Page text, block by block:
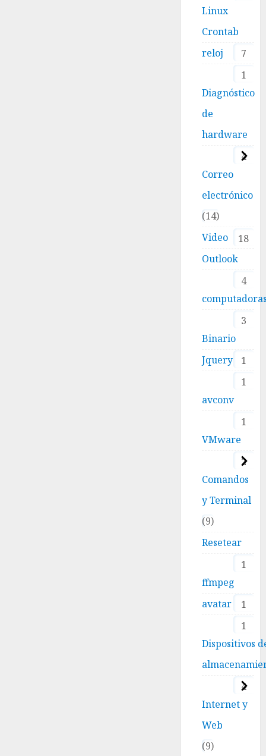
Linux
Crontab
7
reloj
1
Diagnóstico
de
hardware
4
Correo
electrónico
14
Video
18
Outlook
4
3
Binario
1
Jquery
1
avconv
1
VMware
2
Comandos
y Terminal
9
Resetear
1
ffmpeg
1
avatar
1
Dispositivos
4
Internet y
Web
9